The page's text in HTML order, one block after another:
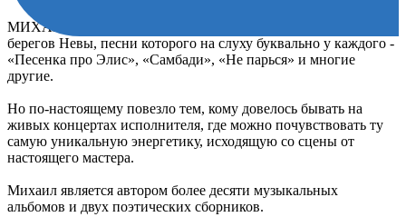
МИХАИЛ БАШАКОВ – уникальный автор-исполнитель с
берегов Невы, песни которого на слуху буквально у каждого -
«Песенка про Элис», «Самбади», «Не парься» и многие
другие.
Но по-настоящему повезло тем, кому довелось бывать на
живых концертах исполнителя, где можно почувствовать ту
самую уникальную энергетику, исходящую со сцены от
настоящего мастера.
Михаил является автором более десяти музыкальных
альбомов и двух поэтических сборников.